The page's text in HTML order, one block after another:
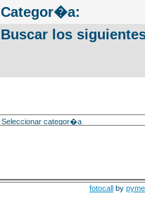
Categor�a:
Buscar los
fotocall by